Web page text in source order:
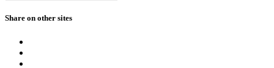
Share on other sites